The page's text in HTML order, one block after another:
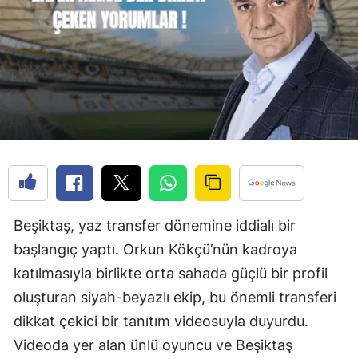
Beşiktaş, yaz transfer dönemine iddialı bir
başlangıç yaptı. Orkun Kökçü’nün kadroya
katılmasıyla birlikte orta sahada güçlü bir profil
oluşturan siyah-beyazlı ekip, bu önemli transferi
dikkat çekici bir tanıtım videosuyla duyurdu.
Videoda yer alan ünlü oyuncu ve Beşiktaş